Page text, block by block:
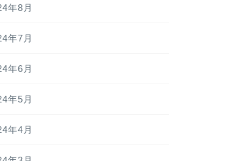
年8月
年7月
年6月
年5月
年4月